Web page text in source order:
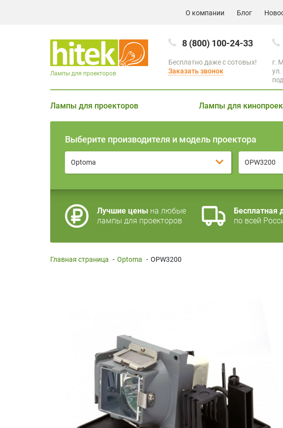
О компании Блог
8 (800) 100-24-33
Бесплатно даже с сотовых!
Заказать звонок
г.
ул.
Лампы для проекторов
Лампы для проекторов Лампы для
Выберите производителя и модель проектора
Optoma OPW3200
Лучшие цены на любые
лампы для проекторов
Бесплатная
по всей
Главная страница - Optoma - OPW3200